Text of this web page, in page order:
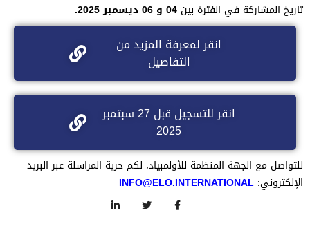
تاريخ المشاركة في الفترة بين 04 و 06 ديسمبر 2025.
انقر لمعرفة المزيد من
التفاصيل
انقر للتسجيل قبل 27 سبتمبر
2025
للتواصل مع الجهة المنظمة للأولمبياد، لكم حرية المراسلة عبر البريد
الإلكتروني: INFO@ELO.INTERNATIONAL